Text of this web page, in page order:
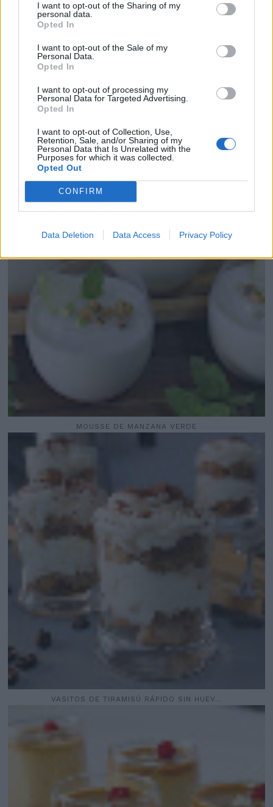
I want to opt-out of the Sharing of my
personal data.
Opted In
I want to opt-out of the Sale of my
Personal Data.
Opted In
I want to opt-out of processing my
Personal Data for Targeted Advertising.
Opted In
I want to opt-out of Collection, Use,
Retention, Sale, and/or Sharing of my
Personal Data that Is Unrelated with the
Purposes for which it was collected.
Opted Out
CONFIRM
Data Deletion Data Access Privacy Policy
Imprime esta receta
Receta guardada en :
Entrada más reciente Entrada antigua
MOUSSE DE MANZANA VERDE
VASITOS DE TIRAMISÚ RÁPIDO SIN HUEV...